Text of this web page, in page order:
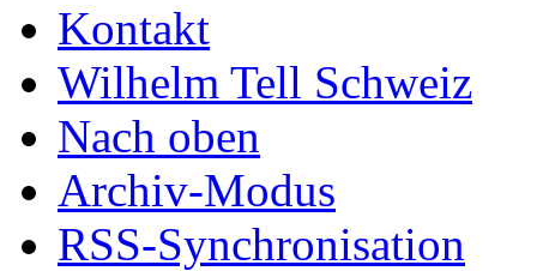
Kontakt
Wilhelm Tell Schweiz
Nach oben
Archiv-Modus
RSS-Synchronisation